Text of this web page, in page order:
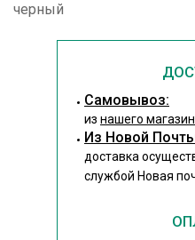
черный
Cамовывоз:
из нашего
Из Новой
доставка
службой Новая